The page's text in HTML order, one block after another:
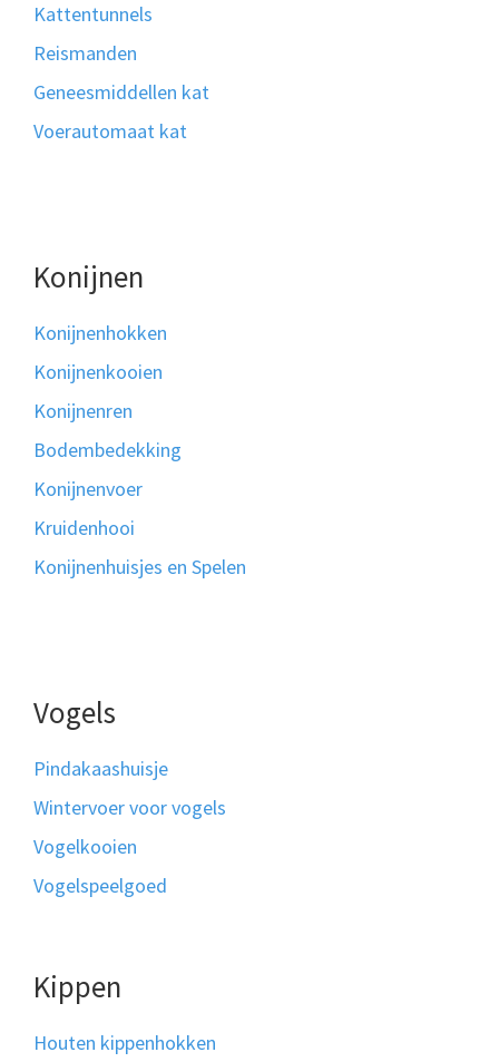
Kattentunnels
Reismanden
Geneesmiddellen kat
Voerautomaat kat
Konijnen
Konijnenhokken
Konijnenkooien
Konijnenren
Bodembedekking
Konijnenvoer
Kruidenhooi
Konijnenhuisjes en Spelen
Vogels
Pindakaashuisje
Wintervoer voor vogels
Vogelkooien
Vogelspeelgoed
Kippen
Houten kippenhokken